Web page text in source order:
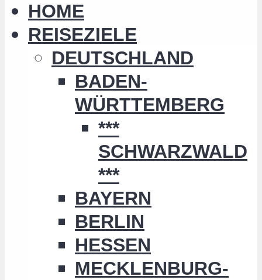
HOME
REISEZIELE
DEUTSCHLAND
BADEN-
WÜRTTEMBERG
***
SCHWARZWALD
***
BAYERN
BERLIN
HESSEN
MECKLENBURG-